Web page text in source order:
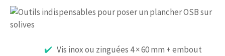
Vis inox ou zinguées 4 × 60 mm + embout